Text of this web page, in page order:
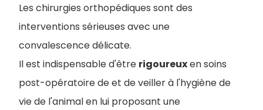
Les chirurgies orthopédiques sont des
interventions sérieuses avec une
convalescence délicate.
Il est indispensable d'être rigoureuxen soins
post-opératoire de et de veiller à l'hygiène de
vie de l'animal en lui proposant une